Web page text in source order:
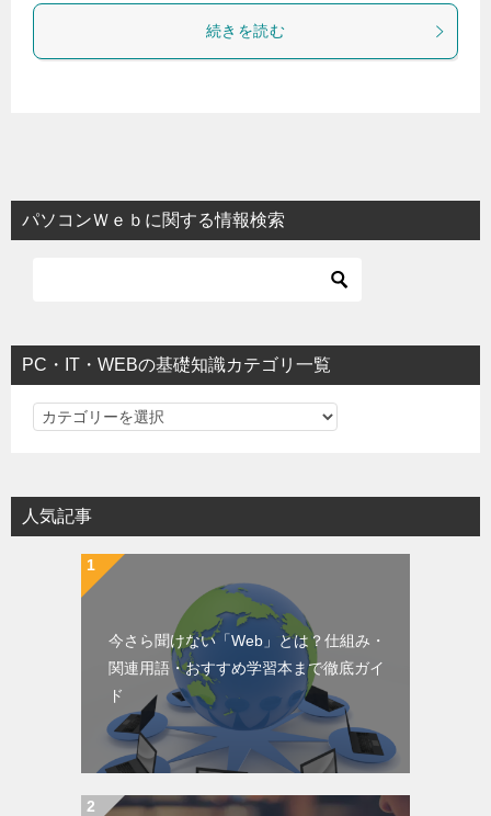
続きを読む
パソコンＷｅｂに関する情報検索
PC・IT・WEBの基礎知識カテゴリ一覧
PC・IT・WEBの基礎知識カテゴリ一覧
人気記事
今さら聞けない「Web」とは？仕組み・
関連用語・おすすめ学習本まで徹底ガイ
ド